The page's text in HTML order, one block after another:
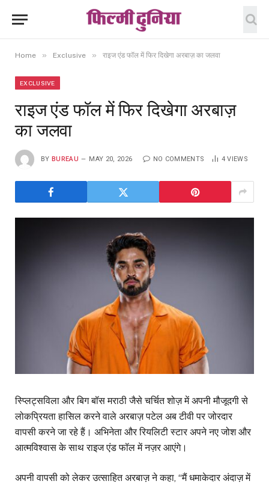
Home » Exclusive » राइज एंड फॉल में फिर दिखेगा अरबाज़ का जलवा
EXCLUSIVE
राइज एंड फॉल में फिर दिखेगा अरबाज़
का जलवा
BY BUREAU MAY 20, 2026 NO COMMENTS 4VIEWS
स्प्लिट्सविला और बिग बॉस मराठी जैसे चर्चित शोज़ में अपनी मौजूदगी से
लोकप्रियता हासिल करने वाले अरबाज़ पटेल अब टीवी पर जोरदार
वापसी करने जा रहे हैं। अभिनेता और रियलिटी स्टार अपने नए जोश और
आत्मविश्वास के साथ राइज एंड फॉल में नज़र आएंगे।
अपनी वापसी को लेकर उत्साहित अरबाज़ ने कहा, “मैं धमाकेदार अंदाज़ में